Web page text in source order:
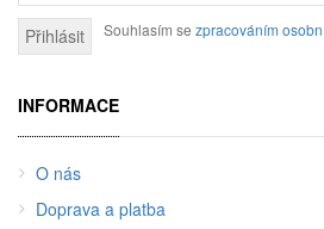
Přihlásit Souhlasím se zpracováním
INFORMACE
O nás
Doprava a platba